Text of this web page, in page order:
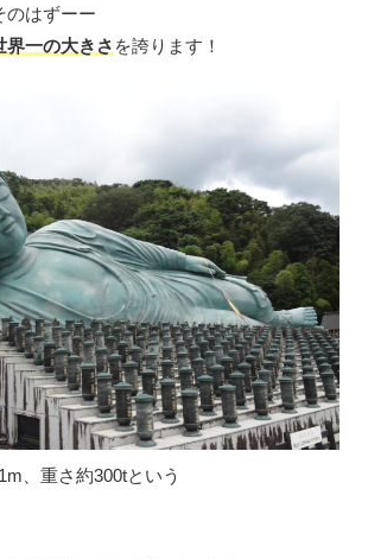
のはずーー
界一の大きさ を誇ります！
、重さ約300tという